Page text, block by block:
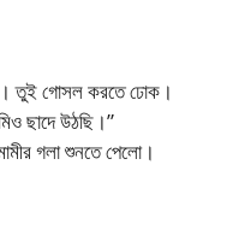
তুই গোসল করতে ঢোক।
ছাদে উঠছি।”
গলা শুনতে পেলো।